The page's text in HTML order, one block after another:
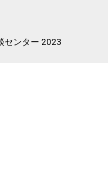
センター 2023